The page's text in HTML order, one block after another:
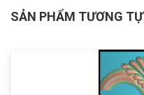
SẢN PHẨM TƯƠNG TỰ